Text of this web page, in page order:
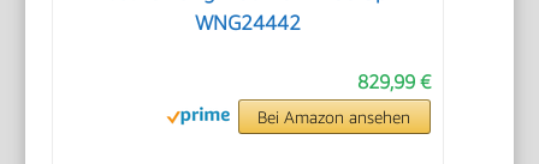
WNG24442
829,99 €
Bei Amazon ansehen